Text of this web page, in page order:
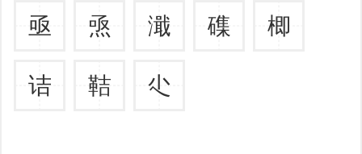
亟 焏 濈 磼 楖
诘 鞊 尐